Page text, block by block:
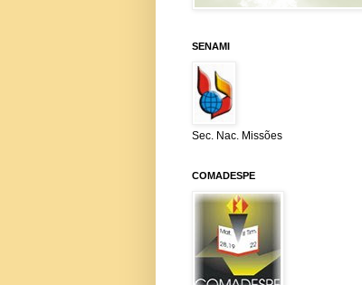
SENAMI
Sec. Nac. Missões
COMADESPE